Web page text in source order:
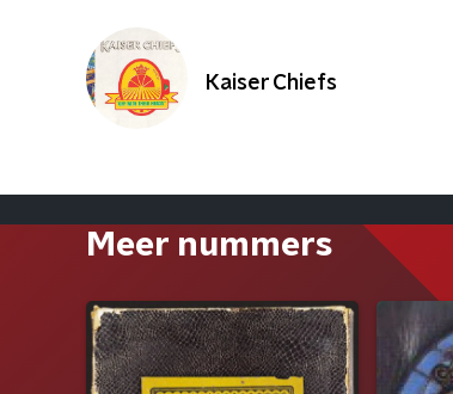
Kaiser Chiefs
Meer nummers